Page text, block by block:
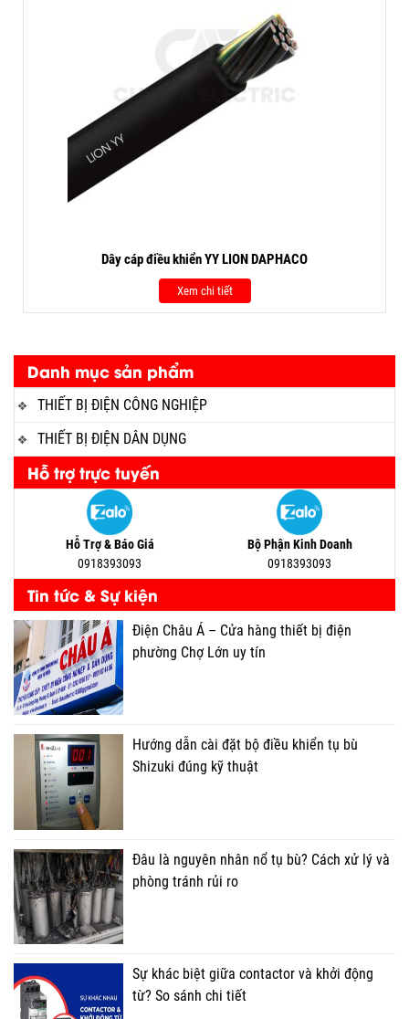
Danh mục sản phẩm
THIẾT BỊ ĐIỆN CÔNG NGHIỆP
THIẾT BỊ ĐIỆN DÂN DỤNG
Hỗ trợ trực tuyến
Hỗ Trợ & Báo Giá
0918393093
Bộ Phận Kinh Doanh
0918393093
Tin tức & Sự kiện
Điện Châu Á – Cửa hàng thiết bị điện
phường Chợ Lớn uy tín
Hướng dẫn cài đặt bộ điều khiển tụ bù
Shizuki đúng kỹ thuật
Đâu là nguyên nhân nổ tụ bù? Cách xử lý và
phòng tránh rủi ro
Sự khác biệt giữa contactor và khởi động
từ? So sánh chi tiết
Dây cáp điều khiển YY LION DAPHACO
Xem chi tiết